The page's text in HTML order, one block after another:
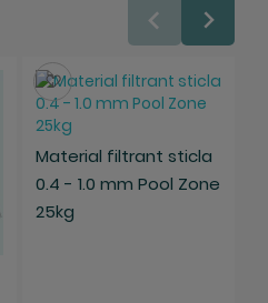
Material filtrant sticla
0.4 - 1.0 mm Pool Zone
25kg
Salveaza